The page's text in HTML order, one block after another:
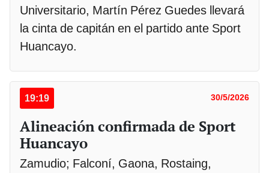
Universitario, Martín Pérez Guedes llevará
la cinta de capitán en el partido ante Sport
Huancayo.
19:19 30/5/2026
Alineación confirmada de Sport
Huancayo
Zamudio; Falconí, Gaona, Rostaing,